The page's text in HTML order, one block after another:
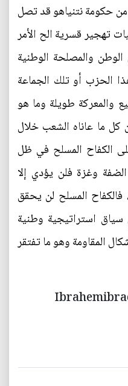
حكومة نتنياهو قد تصل
تهجير قسرية الح الأمر
والمصلحة الوطنية
الحزب أو تلك الجماعة
والمعركة طويلة وما هو
ما عاناه الشعب خلال
على الكفاح المسلح في ظل
وغزة فلن يؤدي إلا
فالكفاح المسلح لن يحقق
استراتيجية وطنية
المقاومة وهو ما تفتقر